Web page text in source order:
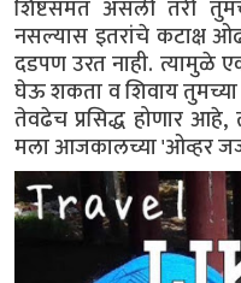
शिष्टसंमत असली तरी
नसल्यास इतरांचे कटाक्ष
दडपण उरत नाही. त्यामुळे
घेऊ शकता व शिवाय
तेवढेच प्रसिद्ध होणार
मला आजकालच्या 'ओव्हर